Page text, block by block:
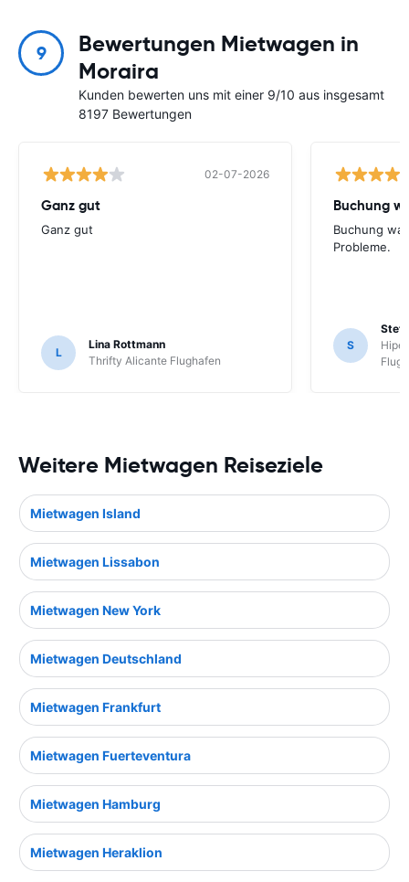
9
Bewertungen Mietwagen in
Moraira
Kunden bewerten uns mit einer 9/10 aus insgesamt
8197 Bewertungen
02-07-2026
Ganz gut
Ganz gut
L
Lina Rottmann
Thrifty Alicante Flughafen
Buchung
Buchung
Probleme.
S
Weitere Mietwagen Reiseziele
Mietwagen Island
Mietwagen Lissabon
Mietwagen New York
Mietwagen Deutschland
Mietwagen Frankfurt
Mietwagen Fuerteventura
Mietwagen Hamburg
Mietwagen Heraklion